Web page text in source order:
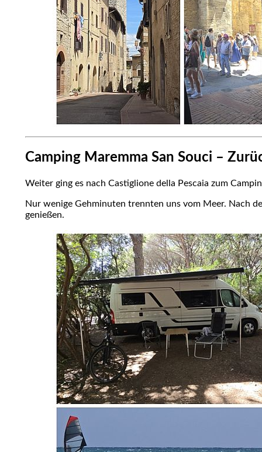
Camping Maremma San Souci –
Weiter ging es nach Castiglione della Pescaia zum
Nur wenige Gehminuten trennten uns vom Meer. Nach
genießen.